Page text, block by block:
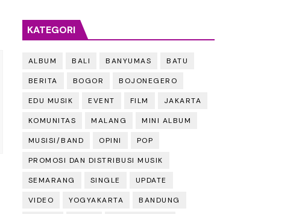
KATEGORI
ALBUM BALI BANYUMAS BATU
BERITA BOGOR BOJONEGERO
EDU MUSIK EVENT FILM JAKARTA
KOMUNITAS MALANG MINI ALBUM
MUSISI/BAND OPINI POP
PROMOSI DAN DISTRIBUSI MUSIK
SEMARANG SINGLE UPDATE
VIDEO YOGYAKARTA BANDUNG